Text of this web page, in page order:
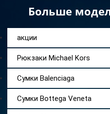
Больше
акции
Рюкзаки Michael Kors
Сумки Balenciaga
Сумки Bottega Veneta